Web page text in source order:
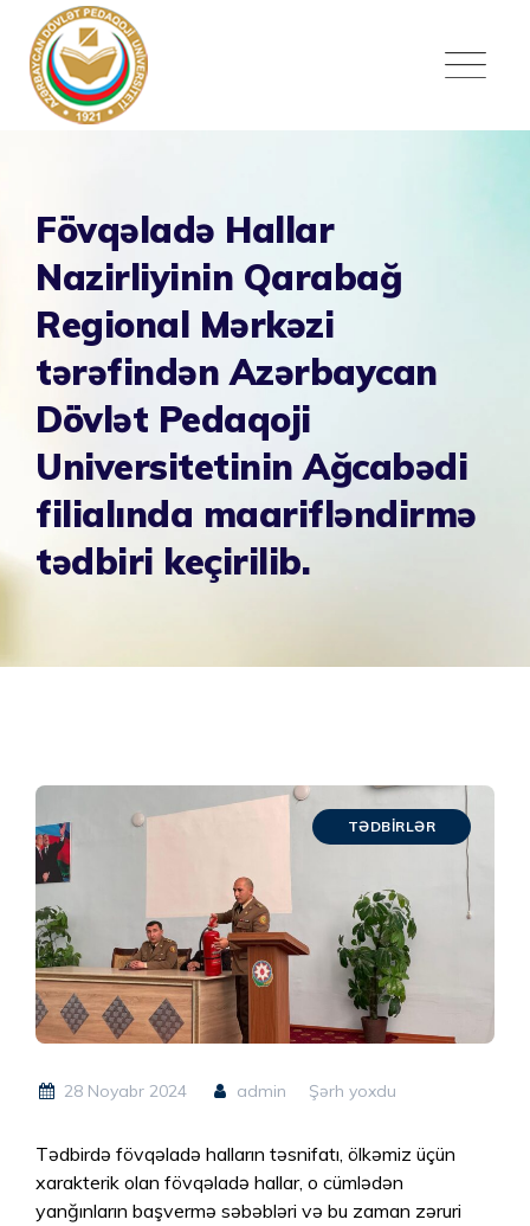
content
Fövqəladə Hallar
Nazirliyinin Qarabağ
Regional Mərkəzi
tərəfindən Azərbaycan
Dövlət Pedaqoji
Universitetinin Ağcabədi
filialında maarifləndirmə
tədbiri keçirilib.
TƏDBIRLƏR
28 Noyabr 2024 admin Şərh yoxdu
Tədbirdə fövqəladə halların təsnifatı, ölkəmiz üçün
xarakterik olan fövqəladə hallar, o cümlədən
yanğınların başvermə səbəbləri və bu zaman zəruri